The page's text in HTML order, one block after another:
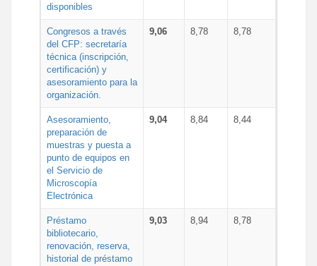
disponibles
Congresos a través
del CFP: secretaría
técnica (inscripción,
certificación) y
asesoramiento para la
organización.
9,06 8,78 8,78
Asesoramiento,
preparación de
muestras y puesta a
punto de equipos en
el Servicio de
Microscopía
Electrónica
9,04 8,84 8,44
Préstamo
bibliotecario,
renovación, reserva,
historial de préstamo
9,03 8,94 8,78